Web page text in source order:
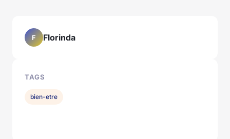
F Florinda
TAGS
bien-etre